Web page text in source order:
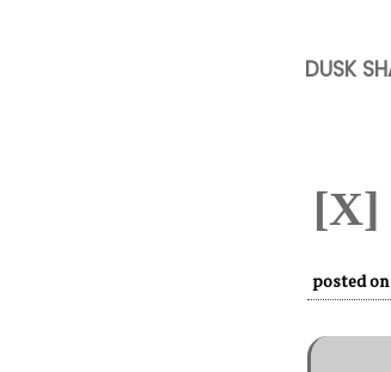
DUSK
[X]
posted on